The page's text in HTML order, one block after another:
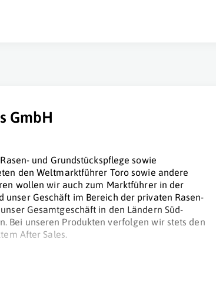
GmbH
und Grundstückspflege sowie
den Weltmarktführer Toro sowie andere
wollen wir auch zum Marktführer in der
Geschäft im Bereich der privaten Rasen-
Gesamtgeschäft in den Ländern Süd-
Bei unseren Produkten verfolgen wir stets den
After Sales.